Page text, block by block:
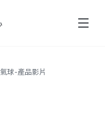
球-產品影片